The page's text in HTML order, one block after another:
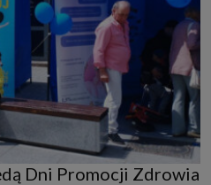
Dni Promocji Zdrowia